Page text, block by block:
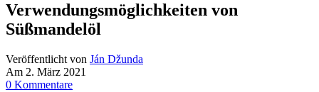
Verwendungsmöglichkeiten von
Süßmandelöl
Veröffentlicht von Ján Džunda
Am 2. März 2021
0 Kommentare